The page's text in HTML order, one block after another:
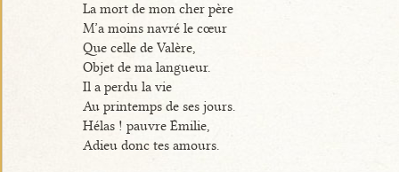
La mort de mon cher père
M’a moins navré le cœur
Que celle de Valère,
Objet de ma langueur.
Il a perdu la vie
Au printemps de ses jours.
Hélas ! pauvre Émilie,
Adieu donc tes amours.